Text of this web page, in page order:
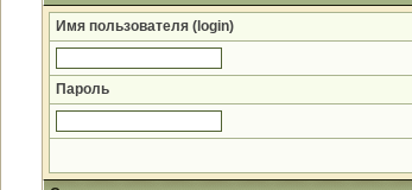
Имя пользователя (login)
Пароль